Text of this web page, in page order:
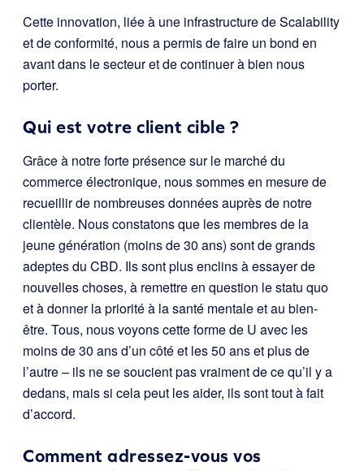
Cette innovation, liée à une infrastructure de Scalability
et de conformité, nous a permis de faire un bond en
avant dans le secteur et de continuer à bien nous
porter.
Qui est votre client cible ?
Grâce à notre forte présence sur le marché du
commerce électronique, nous sommes en mesure de
recueillir de nombreuses données auprès de notre
clientèle. Nous constatons que les membres de la
jeune génération (moins de 30 ans) sont de grands
adeptes du CBD. Ils sont plus enclins à essayer de
nouvelles choses, à remettre en question le statu quo
et à donner la priorité à la santé mentale et au bien-
être. Tous, nous voyons cette forme de U avec les
moins de 30 ans d’un côté et les 50 ans et plus de
l’autre – ils ne se soucient pas vraiment de ce qu’il y a
dedans, mais si cela peut les aider, ils sont tout à fait
d’accord.
Comment adressez-vous vos